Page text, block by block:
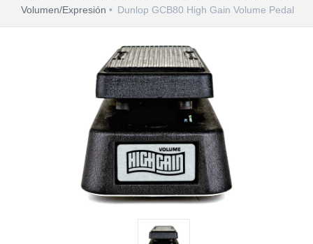
Volumen/Expresión
Dunlop GCB80 High Gain Volume Pedal